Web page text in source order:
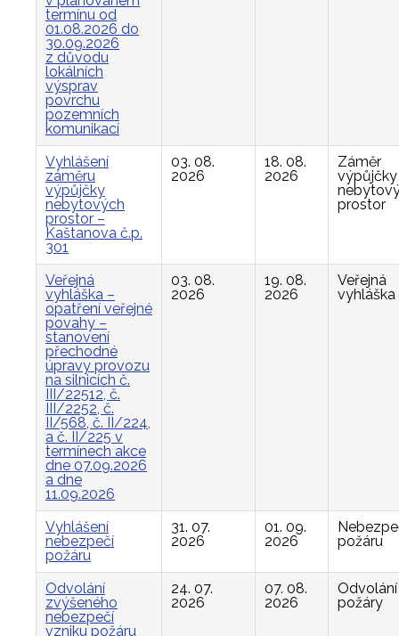
termínu od
01.08.2026 do
30.09.2026
z důvodu
lokálních
výsprav
povrchu
pozemních
komunikací
Vyhlášení
záměru
výpůjčky
nebytových
prostor –
Kaštanova č.p.
301
03. 08.
2026
18. 08.
2026
Záměr
výpůjčky
prostor
Veřejná
vyhláška –
opatření veřejné
povahy –
stanovení
přechodné
úpravy provozu
na silnicích č.
III/22512, č.
III/2252, č.
II/568, č. II/224,
a č. II/225 v
termínech akce
dne 07.09.2026
a dne
11.09.2026
03. 08.
2026
19. 08.
2026
Veřejná
vyhláška
Vyhlášení
nebezpečí
požáru
31. 07.
2026
01. 09.
2026
požáru
Odvolání
zvýšeného
nebezpečí
vzniku požáru
24. 07.
2026
07. 08.
2026
Odvolání
požáry